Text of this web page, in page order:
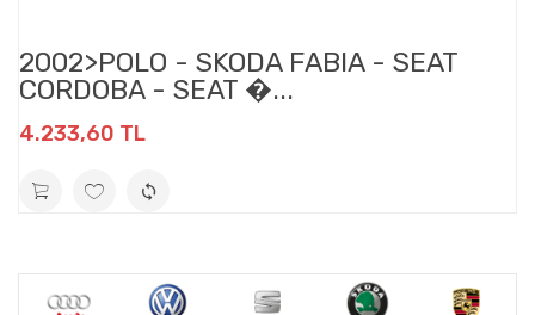
2002>POLO - SKODA FABIA - SEAT
CORDOBA - SEAT �...
4.233,60 TL